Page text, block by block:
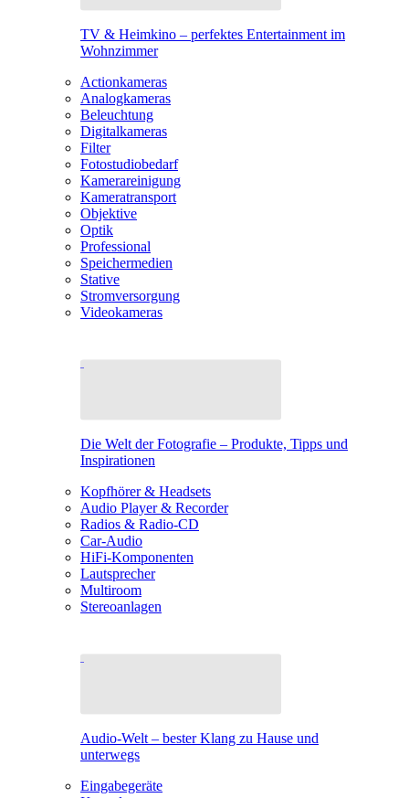
TV & Heimkino – perfektes Entertainment im
Wohnzimmer
Actionkameras
Analogkameras
Beleuchtung
Digitalkameras
Filter
Fotostudiobedarf
Kamerareinigung
Kameratransport
Objektive
Optik
Professional
Speichermedien
Stative
Stromversorgung
Videokameras
Die Welt der Fotografie – Produkte, Tipps und
Inspirationen
Kopfhörer & Headsets
Audio Player & Recorder
Radios & Radio-CD
Car-Audio
HiFi-Komponenten
Lautsprecher
Multiroom
Stereoanlagen
Audio-Welt – bester Klang zu Hause und
unterwegs
Eingabegeräte